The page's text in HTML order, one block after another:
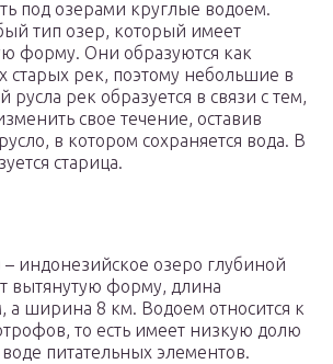
под озерами круглые водоем.
тип озер, который имеет
форму. Они образуются как
старых рек, поэтому небольшие в
русла рек образуется в связи с тем,
свое течение, оставив
в котором сохраняется вода. В
старица.
индонезийское озеро глубиной
вытянутую форму, длина
а ширина 8 км. Водоем относится к
то есть имеет низкую долю
питательных элементов.